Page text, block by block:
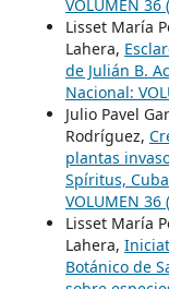
VOLUMEN 36
Lisset María
Lahera,
de Julián B.
Nacional:
Julio Pavel
Rodríguez,
plantas
Spíritus, Cuba
VOLUMEN 36
Lisset María
Lahera,
Botánico de